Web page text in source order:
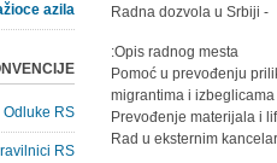
- Radna dozvola u Srbiji
Opis radnog mesta:
- Pomoć u prevođenju
migrantima i izbeglicama
azila
Odluke RS
RS